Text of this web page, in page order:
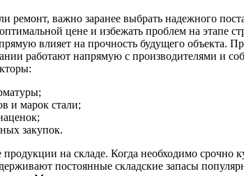
ремонт, важно заранее выбрать надежного
цене и избежать проблем на этапе
влияет на прочность будущего
работают напрямую с производителями и
и марок стали;
закупок.
на складе. Когда необходимо срочно
постоянные складские запасы